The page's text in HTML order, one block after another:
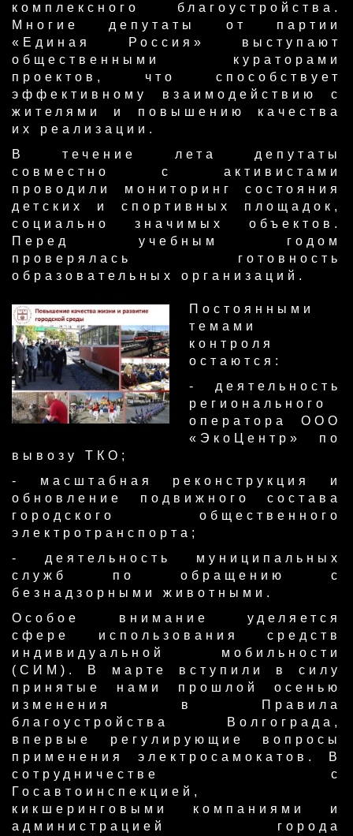
комплексного благоустройства.
Многие депутаты от партии
«Единая Россия» выступают
общественными кураторами
проектов, что способствует
эффективному взаимодействию с
жителями и повышению качества
их реализации.
В течение лета депутаты
совместно с активистами
проводили мониторинг состояния
детских и спортивных площадок,
социально значимых объектов.
Перед учебным годом
проверялась готовность
образовательных организаций.
​Постоянными
темами
контроля
остаются:
- деятельность
регионального
оператора ООО
«ЭкоЦентр» по
вывозу ТКО;
- масштабная реконструкция и
обновление подвижного состава
городского общественного
электротранспорта;
- деятельность муниципальных
служб по обращению с
безнадзорными животными.
Особое внимание уделяется
сфере использования средств
индивидуальной мобильности
(СИМ). В марте вступили в силу
принятые нами прошлой осенью
изменения в Правила
благоустройства Волгограда,
впервые регулирующие вопросы
применения электросамокатов. В
сотрудничестве с
Госавтоинспекцией,
кикшеринговыми компаниями и
администрацией города